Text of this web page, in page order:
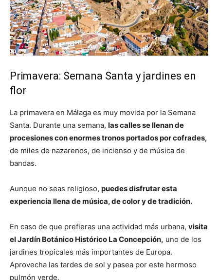
Primavera: Semana Santa y jardines en
flor
La primavera en Málaga es muy movida por la Semana
Santa. Durante una semana, las calles se llenan de
procesiones con enormes tronos portados por cofrades,
de miles de nazarenos, de incienso y de música de
bandas.
Aunque no seas religioso, puedes disfrutar esta
experiencia llena de música, de color y de tradición.
En caso de que prefieras una actividad más urbana, visita
el Jardín Botánico Histórico La Concepción, uno de los
jardines tropicales más importantes de Europa.
Aprovecha las tardes de sol y pasea por este hermoso
pulmón verde.